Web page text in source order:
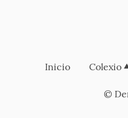
Inicio Colexio
©